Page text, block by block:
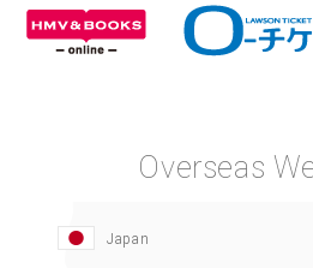
Overseas
Japan